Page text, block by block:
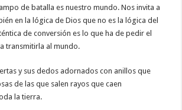
de batalla es nuestro mundo. Nos invita a
en la lógica de Dios que no es la lógica del
de conversión es lo que ha de pedir el
transmitirla al mundo.
y sus dedos adornados con anillos que
de las que salen rayos que caen
la tierra.